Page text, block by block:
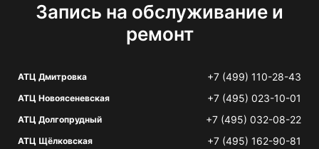
Запись на обслуживание и
ремонт
АТЦ Дмитровка +7 (499) 110-28-43
АТЦ Новоясеневская +7 (495) 023-10-01
АТЦ Долгопрудный +7 (495) 032-08-22
АТЦ Щёлковская +7 (495) 162-90-81